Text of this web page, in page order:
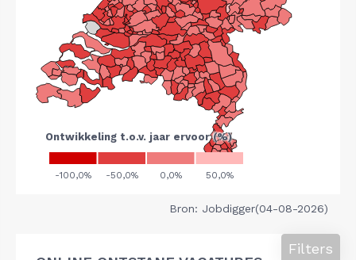
Bron: Jobdigger(04-08-2026)
Filters